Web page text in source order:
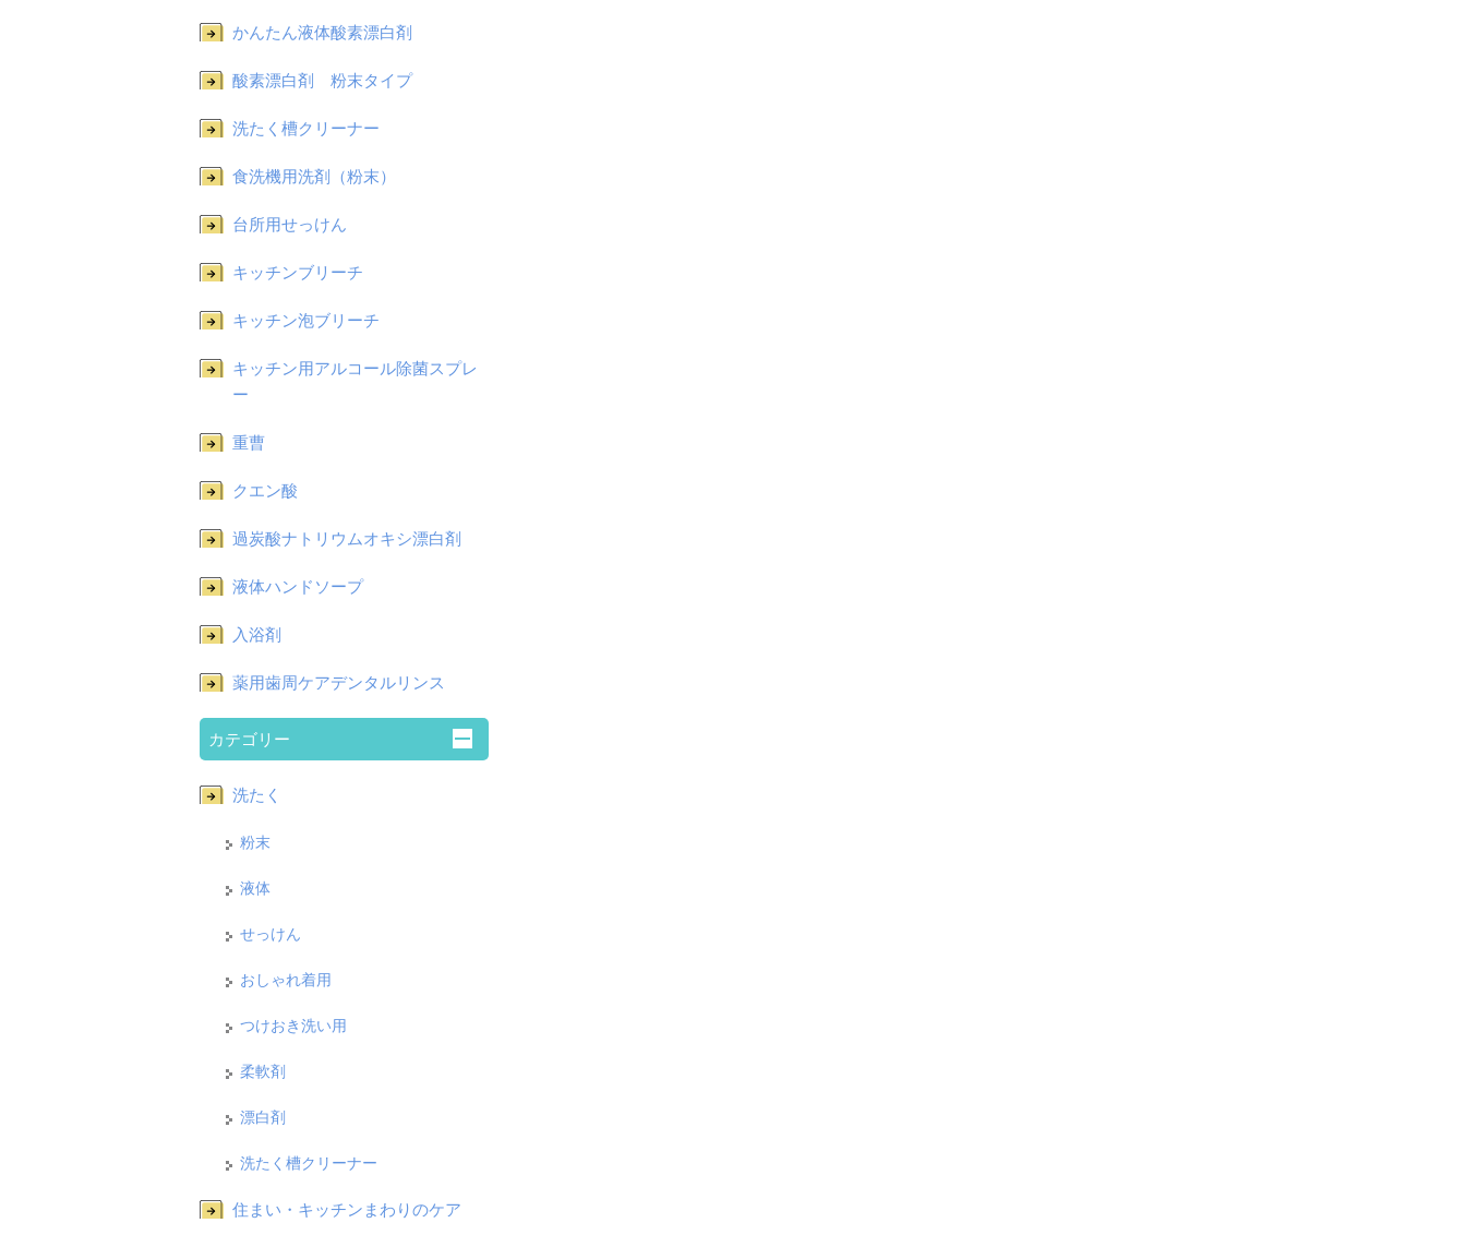
かんたん液体酸素漂白剤
酸素漂白剤 粉末タイプ
洗たく槽クリーナー
食洗機用洗剤（粉末）
台所用せっけん
キッチンブリーチ
キッチン泡ブリーチ
キッチン用アルコール除菌スプレ
ー
重曹
クエン酸
過炭酸ナトリウムオキシ漂白剤
液体ハンドソープ
入浴剤
薬用歯周ケアデンタルリンス
カテゴリー
洗たく
粉末
液体
せっけん
おしゃれ着用
つけおき洗い用
柔軟剤
漂白剤
洗たく槽クリーナー
住まい・キッチンまわりのケア